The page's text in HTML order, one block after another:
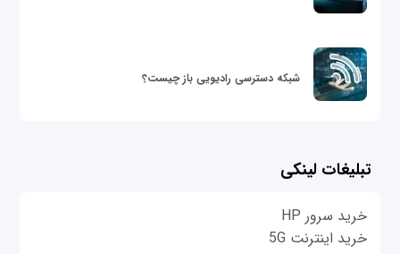
شبکه دسترسی رادیویی باز چیست؟
تبلیغات لینکی
خرید سرور HP
خرید اینترنت 5G